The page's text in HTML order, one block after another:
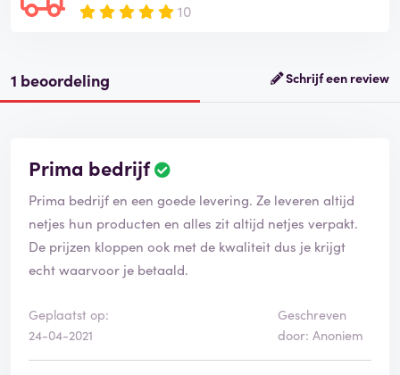
10
1 beoordeling Schrijf een review
Prima bedrijf
B
o
o
r
d
e
Prima bedrijf en een goede levering. Ze leveren altijd
netjes hun producten en alles zit altijd netjes verpakt.
De prijzen kloppen ook met de kwaliteit dus je krijgt
echt waarvoor je betaald.
Geplaatst op:
24-04-2021
Geschreven
door: Anoniem